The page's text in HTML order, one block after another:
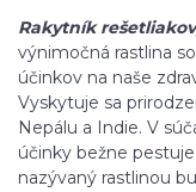
Rakytník
výnimočná rastlina
účinkov na naše
Vyskytuje sa
Nepálu a Indie. V
účinky bežne
nazývaný rastlinou